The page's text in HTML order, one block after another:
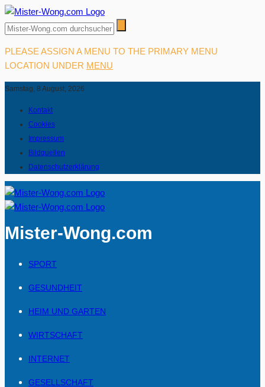
PLEASE ASSIGN A MENU TO THE PRIMARY MENU
LOCATION UNDER MENU
Samstag, 8 August, 2026
Kontakt
Cookies
Impressum
Bildquellen
Datenschutzerklärung
Mister-Wong.com
SPORT
GESUNDHEIT
HEIM UND GARTEN
WIRTSCHAFT
INTERNET
GESELLSCHAFT